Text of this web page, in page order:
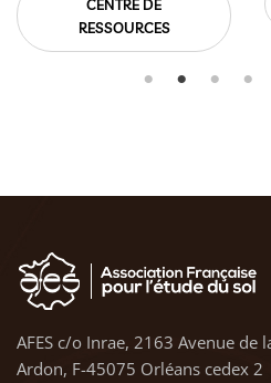
CENTRE DE
RESSOURCES
AFES c/o Inrae, 2163 Avenue de
Ardon, F-45075 Orléans cedex 2